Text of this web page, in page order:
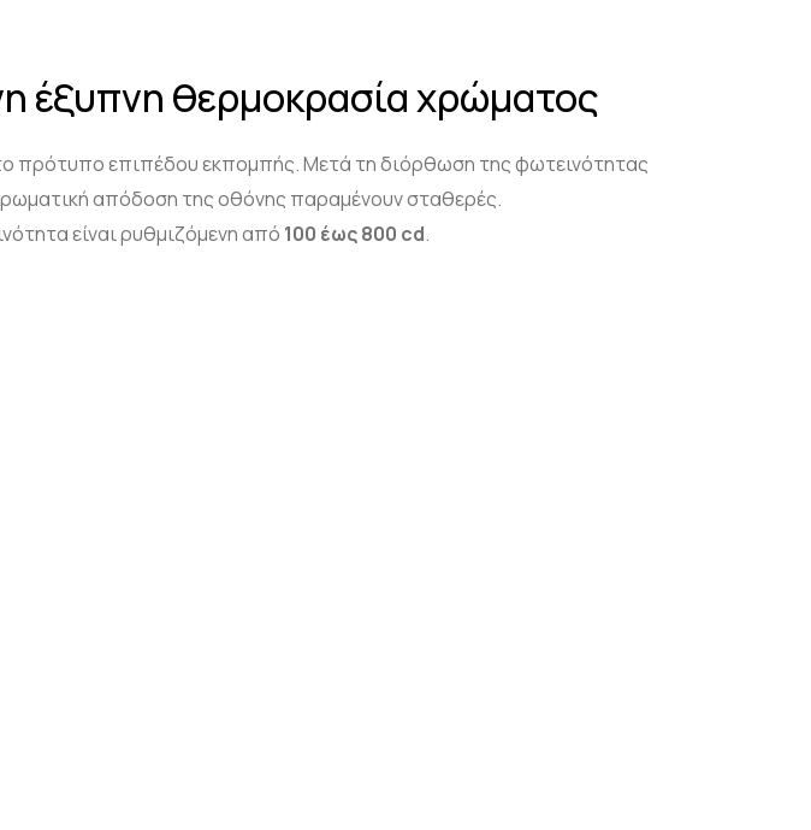
έξυπνη θερμοκρασία χρώματος
πρότυπο επιπέδου εκπομπής. Μετά τη διόρθωση της φωτεινότητας
απόδοση της οθόνης παραμένουν σταθερές.
είναι ρυθμιζόμενη από 100 έως 800 cd.